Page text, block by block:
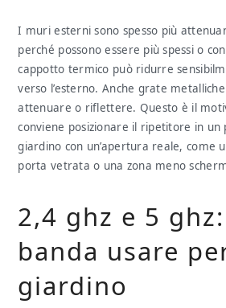
I muri esterni sono spesso più
perché possono essere più spessi o
cappotto termico può ridurre
verso l’esterno. Anche grate
attenuare o riflettere. Questo è il
conviene posizionare il ripetitore in un
giardino con un’apertura reale, come
porta vetrata o una zona meno
2,4 ghz e 5
banda usare
giardino